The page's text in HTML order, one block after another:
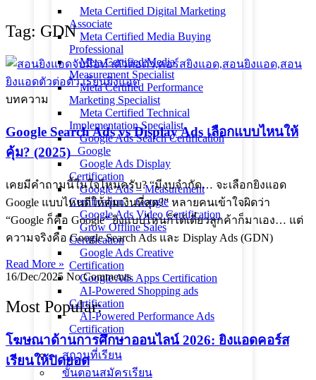
Meta Certified Digital Marketing
Associate
Meta Certified Media Buying
Professional
Meta Certified Media
Measurement Specialist
Meta Certified Performance
Marketing Specialist
Meta Certified Technical
Implementation Specialist
Google Ads Search Certification
_ Google
Google Ads Display
Certification
Google Ads – Measurement
Certification _ Google
Google Ads Video Certification
Grow Offline Sales
Certification
Google Ads Creative
Certification
Google Ads Apps Certification
AI-Powered Shopping ads
Certification
AI-Powered Performance Ads
Certification
สถานที่เรียน
ขั้นตอนสมัครเรียน
Tag: GDN
บทความ
Google Search Ads vs Display Ads เลือกแบบไหนให้
คุ้ม? (2025)
เคยมีคำถามนี้ในใจไหมครับ? “มีงบจำกัด… จะเลือกยิงแอด
Google แบบไหนดีให้คุ้มเงินที่สุด?” หลายคนเข้าใจผิดว่า
“Google ก็คือ Google” ยิงแบบไหนก็ได้เดี๋ยวลูกค้าก็มาเอง… แต่
ความจริงคือ Google Search Ads และ Display Ads (GDN)
Read More »
16/Dec/2025 No Comments
Most Popular:
โฆษณาด้านการศึกษาออนไลน์ 2026: ยิงแอดคอร์ส
เรียนให้ปิดยอด